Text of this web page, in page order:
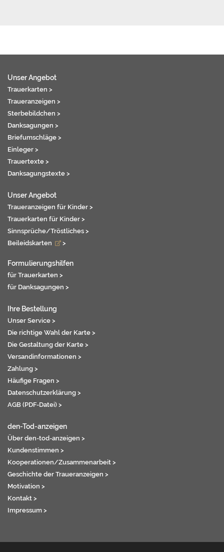
Unser Angebot
Trauerkarten >
Traueranzeigen >
Sterbebildchen >
Danksagungen >
Briefumschläge >
Einleger >
Trauertexte >
Danksagungstexte >
Unser Angebot
Traueranzeigen für Kinder >
Trauerkarten für Kinder >
Sinnsprüche/Tröstliches >
Beileidskarten
>
Formulierungshilfen
für Trauerkarten >
für Danksagungen >
Ihre Bestellung
Unser Service >
Die richtige Wahl der Karte >
Die Gestaltung der Karte >
Versandinformationen >
Zahlung >
Häufige Fragen >
Datenschutzerklärung >
AGB (PDF-Datei) >
den-Tod-anzeigen
Über den-tod-anzeigen >
Kundenstimmen >
Kooperationen/Zusammenarbeit >
Geschichte der Traueranzeigen >
Motivation >
Kontakt >
Impressum >